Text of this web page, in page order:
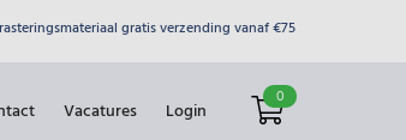
gratis verzending vanaf €75
0
Login
Vacatures